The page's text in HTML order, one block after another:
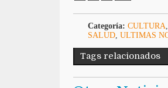
Categoría: CULTURA
SALUD, ULTIMAS
Tags relacionados